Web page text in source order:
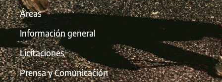
Áreas
Información general
Licitaciones
Prensa y Comunicación